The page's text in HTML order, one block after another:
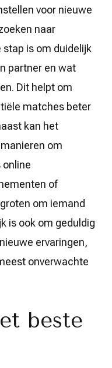
voor nieuwe
naar
stap is om duidelijk
partner en wat
Dit helpt om
matches beter
kan het
om
of
om iemand
is ook om geduldig
ervaringen,
onverwachte
beste